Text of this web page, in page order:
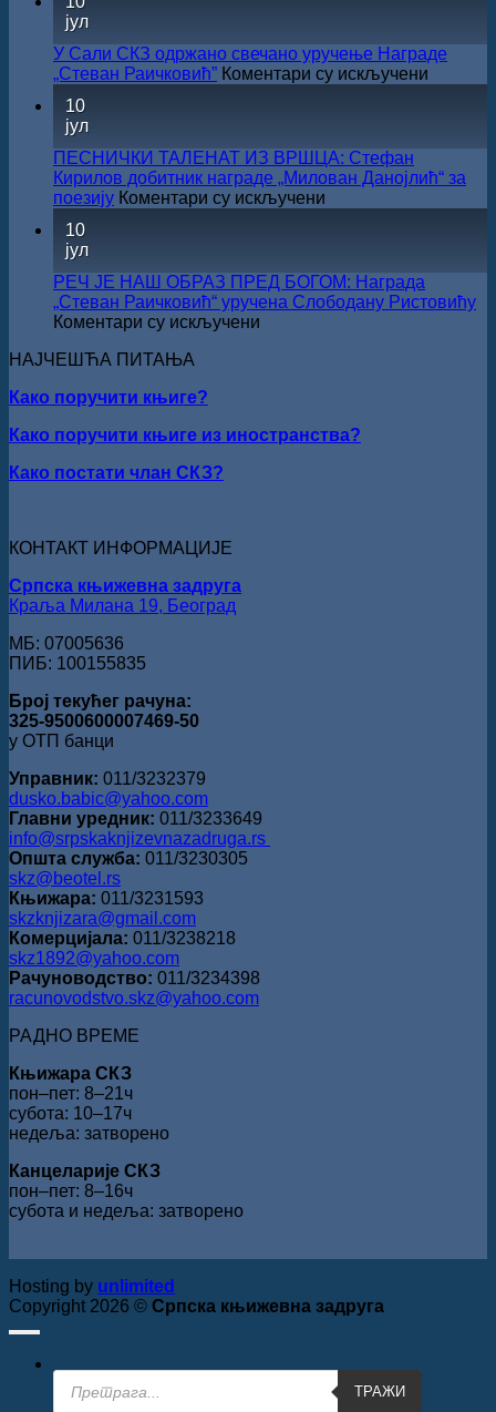
јул
У Сали СКЗ одржано свечано уручење Награде
„Стеван Раичковић” Коментари су искључени
свечано
Награде
10
јул
ПЕСНИЧКИ ТАЛЕНАТ ИЗ ВРШЦА: Стефан
Кирилов добитник награде „Милован Данојлић“ за
поезију Коментари су искључени
ВРШЦА:
Стефан
Кирилов
поезију
10
јул
РЕЧ ЈЕ НАШ ОБРАЗ ПРЕД БОГОМ: Награда
„Стеван Раичковић“ уручена Слободану Ристовићу
Коментари су искључени
БОГОМ:
НАЈЧЕШЋА ПИТАЊА
Како поручити књиге?
Како поручити књиге из иностранства?
Како постати члан СКЗ?
КОНТАКТ ИНФОРМАЦИЈЕ
Српска књижевна задруга
Краља Милана 19, Београд
МБ: 07005636
ПИБ: 100155835
Број текућег рачуна:
325-9500600007469-50
у ОТП банци
Управник: 011/3232379
dusko.babic@yahoo.com
Главни уредник: 011/3233649
info@srpskaknjizevnazadruga.rs
Општа служба: 011/3230305
skz@beotel.rs
Књижара: 011/3231593
skzknjizara@gmail.com
Комерцијала: 011/3238218
skz1892@yahoo.com
Рачуноводство: 011/3234398
racunovodstvo.skz@yahoo.com
РАДНО ВРЕМЕ
Књижара СКЗ
пон‒пет: 8‒21ч
субота: 10‒17ч
недеља: затворено
Канцеларије СКЗ
пон‒пет: 8‒16ч
субота и недеља: затворено
Hosting by unlimited
Copyright 2026 © Српска књижевна задруга
Products
search
ТРАЖИ